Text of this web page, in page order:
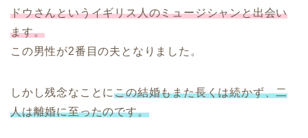
ドウさんというイギリス人のミュージシャンと出会い
ます。
この男性が2番目の夫となりました。
しかし残念なことにこの結婚もまた長くは続かず、二
人は離婚に至ったのです。